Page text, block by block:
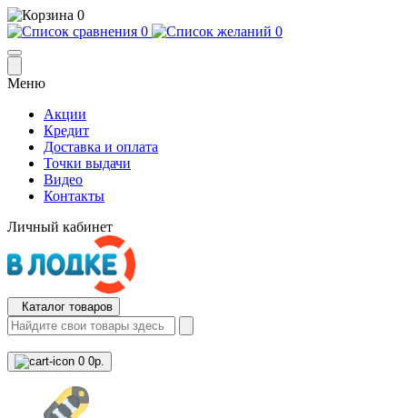
0
0
0
Меню
Акции
Кредит
Доставка и оплата
Точки выдачи
Видео
Контакты
Личный кабинет
Каталог товаров
0 0р.